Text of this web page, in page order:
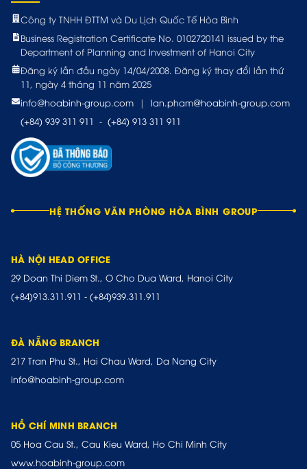
Công ty TNHH ĐTTM và Du Lịch Quốc Tế Hòa Bình
Business Registration Certificate No. 0102720141 issued by the
Department of Planning and Investment of Hanoi City
Đăng ký lần đầu ngày 14/04/2008. Đăng ký thay đổi lần thứ
11, ngày 4 tháng 11 năm 2025
info@hoabinh-group.com
|
lan.pham@hoabinh-group.com
(+84) 939 311 911 - (+84) 913 311 911
HỆ THỐNG VĂN PHÒNG HÒA BÌNH GROUP
HÀ NỘI HEAD OFFICE
29 Doan Thi Diem St., O Cho Dua Ward, Hanoi City
(+84)913.311.911 - (+84)939.311.911
ĐÀ NẴNG BRANCH
217 Tran Phu St., Hai Chau Ward, Da Nang City
info@hoabinh-group.com
HỒ CHÍ MINH BRANCH
05 Hoa Cau St., Cau Kieu Ward, Ho Chi Minh City
www.hoabinh-group.com